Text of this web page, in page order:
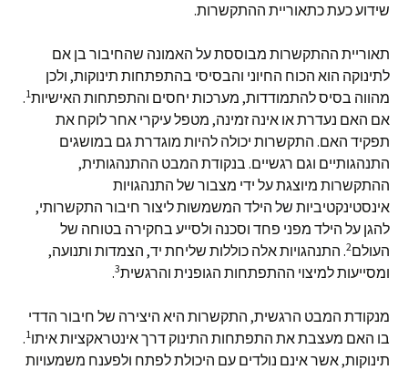
שידוע כעת כתאוריית ההתקשרות.
תאוריית ההתקשרות מבוססת על האמונה שהחיבור בן אם
לתינוקה הוא הכוח החיוני והבסיסי בהתפתחות תינוקות, ולכן
מהווה בסיס להתמודדות, מערכות יחסים והתפתחות האישיות1
.
אם האם נעדרת או אינה זמינה, מטפל עיקרי אחר לוקח את
תפקיד האם. התקשרות יכולה להיות מוגדרת גם במושגים
התנהגותיים וגם רגשיים. בנקודת המבט ההתנהגותית,
ההתקשרות מיוצגת על ידי מצבור של התנהגויות
אינסטינקטיביות של הילד המשמשות ליצור חיבור התקשרותי,
להגן על הילד מפני פחד וסכנה ולסייע בחקירה בטוחה של
העולם2. התנהגויות אלה כוללות שליחת יד, הצמדות ותנועה,
ומסייעות למיצוי ההתפתחות הגופנית והרגשית3
.
מנקודת המבט הרגשית, התקשרות היא היצירה של חיבור הדדי
בו האם מעצבת את התפתחות התינוק דרך אינטראקציות איתו1
.
תינוקות, אשר אינם נולדים עם היכולת לפתח ולפענח משמעויות